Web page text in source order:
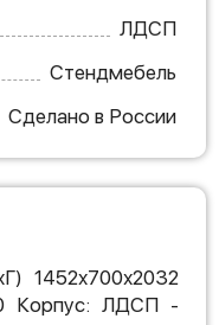
ЛДСП
Стендмебель
Сделано в России
1452х700х2032
Корпус: ЛДСП -